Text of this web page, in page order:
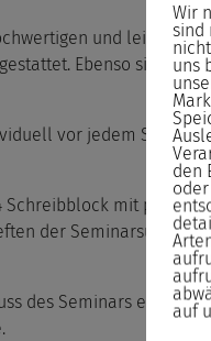
und
Ebenso sind die
vor jedem Seminar
Schreibblock mit
der
des Seminars ein
Wir
sind
uns
den
auf